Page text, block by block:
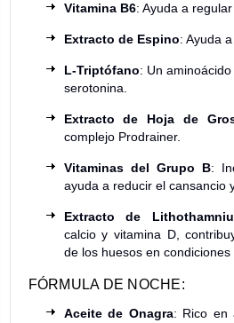
Vitamina B6: Ayuda a
Extracto de Espino: Ayuda
L-Triptófano: Un
serotonina.
Extracto de Hoja de
complejo Prodrainer.
Vitaminas del Grupo B:
ayuda a reducir el cansancio
Extracto de
calcio y vitamina D,
de los huesos en condiciones
FÓRMULA DE NOCHE:
Aceite de Onagra: Rico en